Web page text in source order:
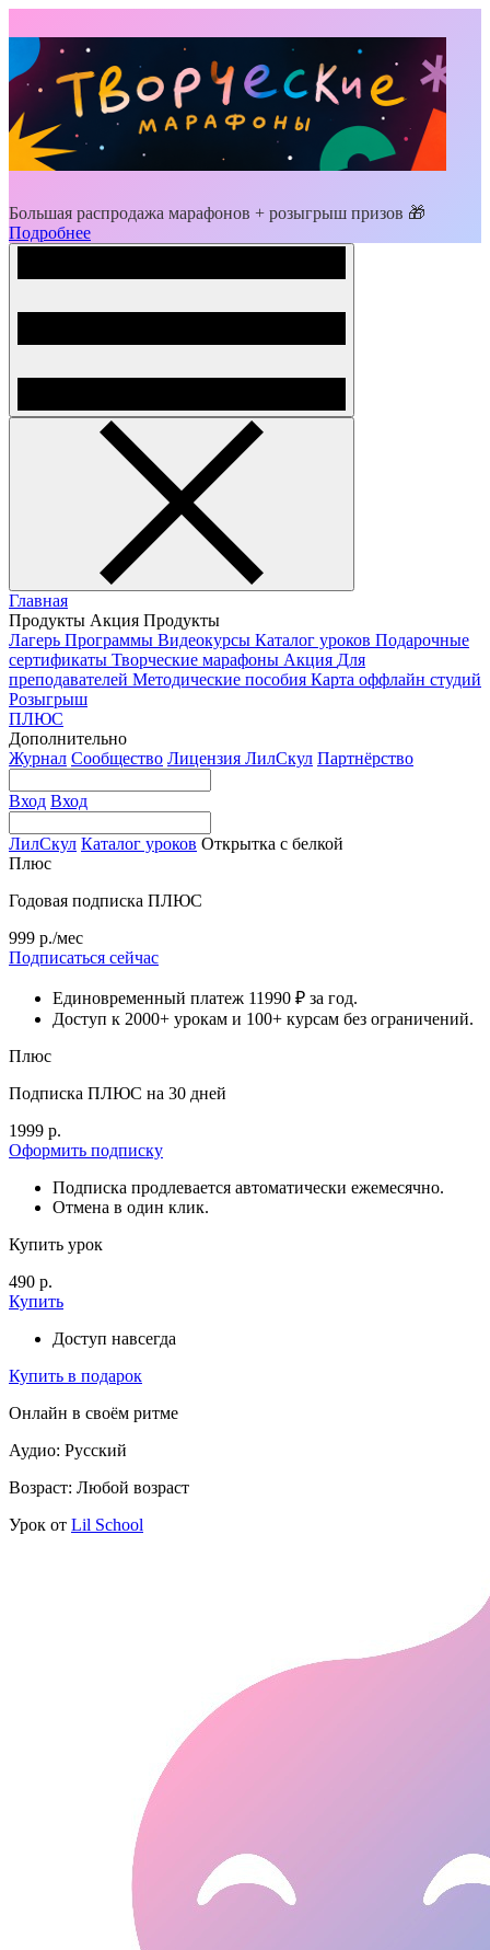
Большая распродажа марафонов + розыгрыш призов 🎁
Подробнее
Главная
Продукты Акция Продукты
Лагерь Программы Видеокурсы Каталог уроков Подарочные
сертификаты Творческие марафоны Акция Для
преподавателей Методические пособия Карта оффлайн студий
Розыгрыш
ПЛЮС
Дополнительно
Журнал Сообщество Лицензия ЛилСкул Партнёрство
Вход Вход
ЛилСкул Каталог уроков Открытка с белкой
Плюс
Годовая подписка ПЛЮС
999 р./мес
Подписаться сейчас
Единовременный платеж 11990 ₽ за год.
Доступ к 2000+ урокам и 100+ курсам без ограничений.
Плюс
Подписка ПЛЮС на 30 дней
1999 р.
Оформить подписку
Подписка продлевается автоматически ежемесячно.
Отмена в один клик.
Купить урок
490 р.
Купить
Доступ навсегда
Купить в подарок
Онлайн в своём ритме
Аудио: Русский
Возраст: Любой возраст
Урок от Lil School